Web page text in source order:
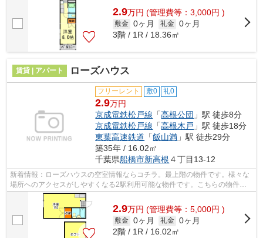
2.9万円 (管理費等：3,000円 )
敷金 0ヶ月 礼金 0ヶ月
3階 / 1R / 18.36㎡
賃貸 | アパート ローズハウス
フリーレント 敷0 礼0
2.9万円
京成電鉄松戸線 「高根公団 」駅 徒歩8分
京成電鉄松戸線 「高根木戸 」駅 徒歩18分
東葉高速鉄道 「飯山満 」駅 徒歩29分
築35年 / 16.02㎡
千葉県船橋市新高根 ４丁目13-12
新着情報：ローズハウスの空室情報ならコチラ。最上階の物件です。様々な
場所へのアクセスがしやすくなる2駅利用可能な物件です。こちらの物件は
アパートです。京成電鉄松戸線高根公団...
2.9万円 (管理費等：5,000円 )
敷金 0ヶ月 礼金 0ヶ月
2階 / 1R / 16.02㎡